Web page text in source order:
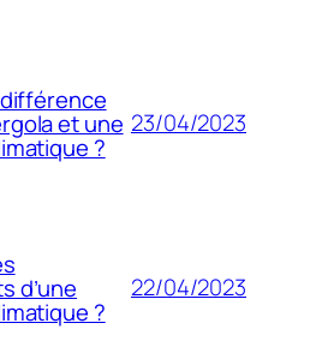
et une
?
23/04/2023
d’une
?
22/04/2023